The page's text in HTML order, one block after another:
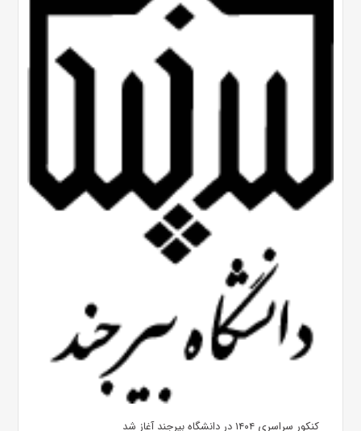
کنکور سراسری ۱۴۰۴ در دانشگاه بیرجند آغاز شد